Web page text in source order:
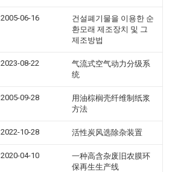
2005-06-16
건설폐기물을 이용한 순
환모래 제조장치 및 그
제조방법
2023-08-22
气流式空气动力分级系
统
2005-09-28
用油棕榈壳纤维制纸浆
方法
2022-10-28 活性炭风选除杂装置
2020-04-10
一种高含杂废旧农膜环
保再生生产线